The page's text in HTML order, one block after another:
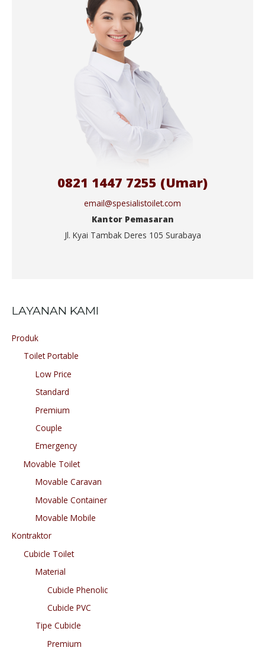
0821 1447 7255 (Umar)
email@spesialistoilet.com
Kantor Pemasaran
Jl. Kyai Tambak Deres 105 Surabaya
LAYANAN KAMI
Produk
Toilet Portable
Low Price
Standard
Premium
Couple
Emergency
Movable Toilet
Movable Caravan
Movable Container
Movable Mobile
Kontraktor
Cubicle Toilet
Material
Cubicle Phenolic
Cubicle PVC
Tipe Cubicle
Premium